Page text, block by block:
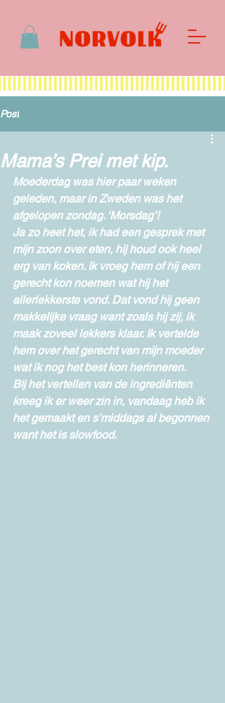
Post
Mama’s Prei met kip.
Moederdag was hier paar weken
geleden, maar in Zweden was het
afgelopen zondag. ‘Morsdag’!
Ja zo heet het, ik had een gesprek met
mijn zoon over eten, hij houd ook heel
erg van koken. Ik vroeg hem of hij een
gerecht kon noemen wat hij het
allerlekkerste vond. Dat vond hij geen
makkelijke vraag want zoals hij zij, ik
maak zoveel lekkers klaar. Ik vertelde
hem over het gerecht van mijn moeder
wat ik nog het best kon herinneren.
Bij het vertellen van de ingrediënten
kreeg ik er weer zin in, vandaag heb ik
het gemaakt en s’middags al begonnen
want het is slowfood.